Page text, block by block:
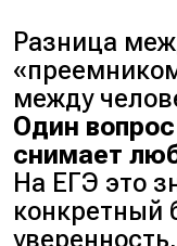
Разница
между
Один
снимает
На ЕГЭ это
конкретный